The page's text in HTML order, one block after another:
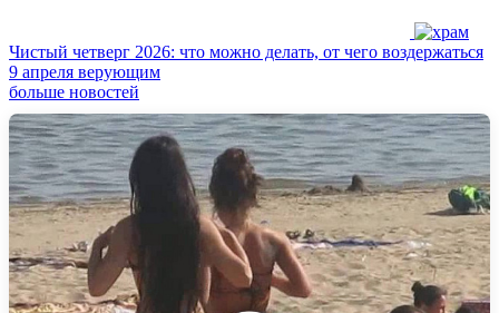
Чистый четверг 2026: что можно делать, от чего воздержаться
9 апреля верующим
больше новостей